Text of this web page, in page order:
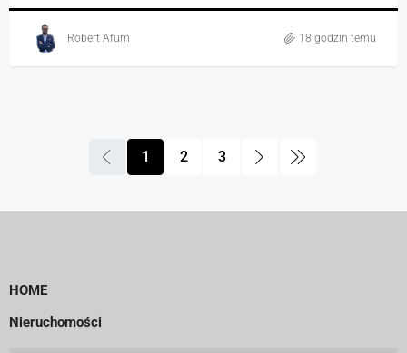
Robert Afum 18 godzin temu
1 2 3
HOME
Nieruchomości